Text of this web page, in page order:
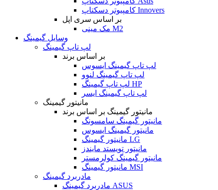
کامپیوتر دسکتاپ Innovers
بر اساس سری اپل
مک مینی M2
وسایل گیمینگ
لپ تاپ گیمینگ
بر اساس برند
لپ تاپ گیمینگ ایسوس
لپ تاپ گیمینگ لنوو
لپ تاپ گیمینگ HP
لپ تاپ گیمینگ ایسر
مانیتور گیمینگ
مانیتور گیمینگ بر اساس برند
مانیتور گیمینگ سامسونگ
مانیتور گیمینگ ایسوس
مانیتور گیمینگ LG
مانیتور تویستد مایندز
مانیتور گیمینگ کولرمستر
مانیتور گیمینگ MSI
مادربرد گیمینگ
مادربرد گیمینگ ASUS